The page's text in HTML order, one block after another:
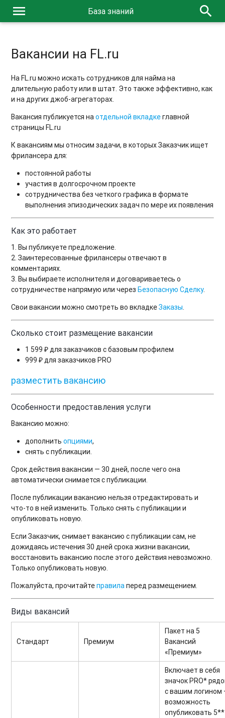
menu База знаний search
Вакансии на FL.ru
На FL.ru можно искать сотрудников для найма на
длительную работу или в штат. Это также эффективно, как
и на других джоб-агрегаторах.
Вакансия публикуется наотдельной вкладкеглавной
страницы FL.ru
К вакансиям мы относим задачи, в которых Заказчик ищет
фрилансера для:
постоянной работы
участия в долгосрочном проекте
сотрудничества без четкого графика в формате
выполнения эпизодических задач по мере их появления
Как это работает
1. Вы публикуете предложение.
2. Заинтересованные фрилансеры отвечают в
комментариях.
3. Вы выбираете исполнителя и договариваетесь о
сотрудничестве напрямую или черезБезопасную Сделку.
Свои вакансии можно смотреть во вкладкеЗаказы.
Сколько стоит размещение вакансии
1 599 ₽ для заказчиков с базовым профилем
999 ₽ для заказчиков PRO
разместить вакансию
Особенности предоставления услуги
Вакансию можно:
дополнитьопциями,
снять с публикации.
Срок действия вакансии — 30 дней, после чего она
автоматически снимается с публикации.
После публикации вакансию нельзя отредактировать и
что-то в ней изменить. Только снять с публикации и
опубликовать новую.
Если Заказчик, снимает вакансию с публикации сам, не
дожидаясь истечения 30 дней срока жизни вакансии,
восстановить вакансию после этого действия невозможно.
Только опубликовать новую.
Пожалуйста, прочитайтеправила перед размещением.
Виды вакансий
Стандарт Премиум
Пакет на 5
Вакансий
«Премиум»
Включает в себя
значок PRO*
с вашим логином
возможность
опубликовать 5**